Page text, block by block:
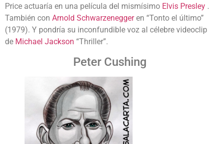
Price actuaría en una película del mismísimo Elvis Presley .
También con Arnold Schwarzeneggeren “Tonto el último”
(1979). Y pondría su inconfundible voz al célebre videoclip
de Michael Jackson “Thriller”.
Peter Cushing